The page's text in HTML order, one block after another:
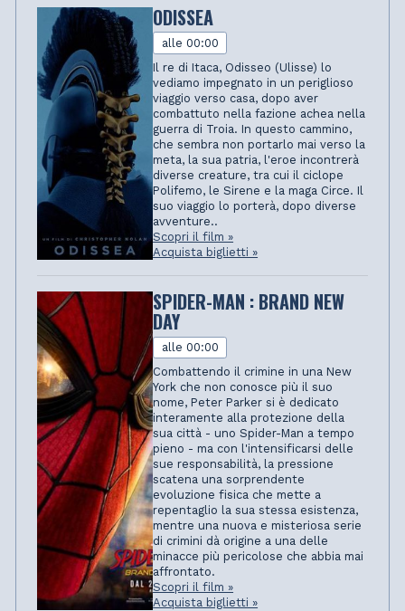
ODISSEA
alle 00:00
Il re di Itaca, Odisseo (Ulisse) lo
vediamo impegnato in un periglioso
viaggio verso casa, dopo aver
combattuto nella fazione achea nella
guerra di Troia. In questo cammino,
che sembra non portarlo mai verso la
meta, la sua patria, l'eroe incontrerà
diverse creature, tra cui il ciclope
Polifemo, le Sirene e la maga Circe. Il
suo viaggio lo porterà, dopo diverse
avventure..
Scopri il film »
Acquista biglietti »
SPIDER-MAN : BRAND NEW
DAY
alle 00:00
Combattendo il crimine in una New
York che non conosce più il suo
nome, Peter Parker si è dedicato
interamente alla protezione della
sua città - uno Spider-Man a tempo
pieno - ma con l'intensificarsi delle
sue responsabilità, la pressione
scatena una sorprendente
evoluzione fisica che mette a
repentaglio la sua stessa esistenza,
mentre una nuova e misteriosa serie
di crimini dà origine a una delle
minacce più pericolose che abbia mai
affrontato.
Scopri il film »
Acquista biglietti »